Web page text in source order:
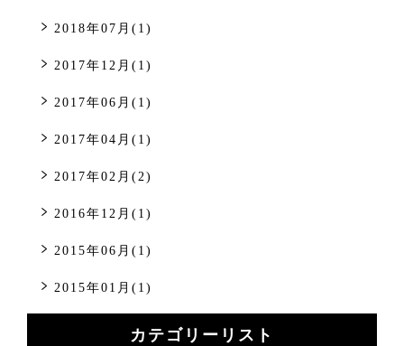
2018年07月(1)
2017年12月(1)
2017年06月(1)
2017年04月(1)
2017年02月(2)
2016年12月(1)
2015年06月(1)
2015年01月(1)
カテゴリーリスト